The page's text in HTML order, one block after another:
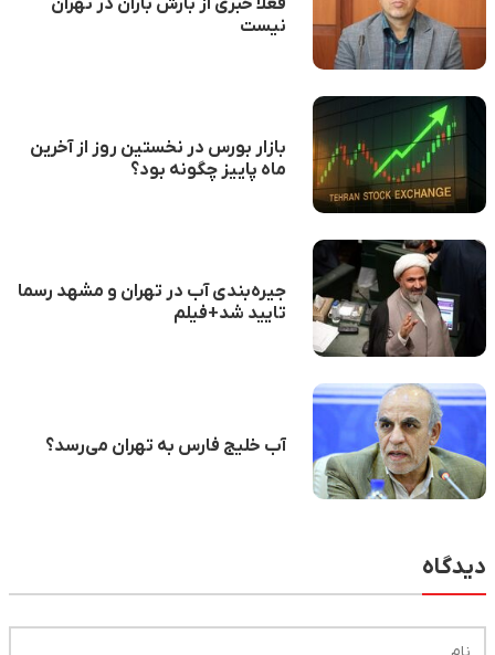
نیست
بازار بورس در نخستین روز از آخرین
ماه پاییز چگونه بود؟
جیره‌بندی آب در تهران و مشهد رسما
تایید شد+فیلم
آب خلیج فارس به تهران می‌رسد؟
دیدگاه